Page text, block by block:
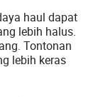
haul dapat
lebih halus.
Tontonan
lebih keras